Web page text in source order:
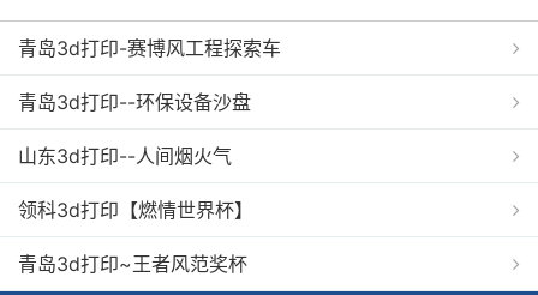
青岛3d打印-赛博风工程探索车
青岛3d打印--环保设备沙盘
山东3d打印--人间烟火气
领科3d打印【燃情世界杯】
青岛3d打印~王者风范奖杯